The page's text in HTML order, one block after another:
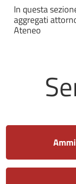
In questa
aggregati
Ateneo